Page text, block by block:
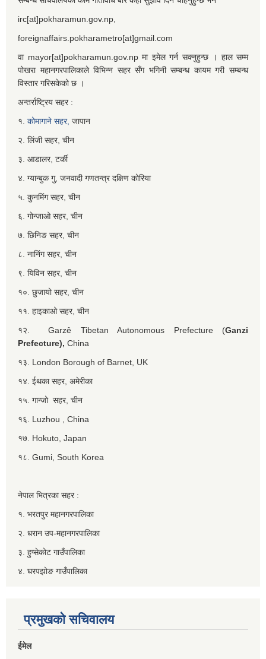
irc[at]pokharamun.gov.np,
foreignaffairs.pokharametro[at]gmail.com
वा mayor[at]pokharamun.gov.np मा इमेल गर्न सक्नुहुन्छ । हाल सम्म
पोखरा महानगरपालिकाले विभिन्न सहर सँग भगिनी सम्बन्ध कायम गरी सम्बन्ध
विस्तार गरिसकेको छ ।
अन्तर्राष्ट्रिय सहर :
१. कोमागाने सहर, जापान
२. लिंजी सहर, चीन
३. आडालर, टर्की
४. ग्यान्बुक गु, जनवादी गणतन्त्र दक्षिण कोरिया
५. कुनमिंग सहर, चीन
६. गोन्जाओ सहर, चीन
७. छिनिङ सहर, चीन
८. नानिंग सहर, चीन
९. यिविन सहर, चीन
१०. छुजायो सहर, चीन
११. हाइकाओ सहर, चीन
१२. Garzê Tibetan Autonomous Prefecture (Ganzi
Prefecture), China
१३. London Borough of Barnet, UK
१४. ईथका सहर, अमेरीका
१५. गान्जो सहर, चीन
१६. Luzhou , China
१७. Hokuto, Japan
१८. Gumi, South Korea
नेपाल भित्रका सहर :
१. भरतपुर महानगरपालिका
२. धरान उप-महानगरपालिका
३. हुप्सेकोट गाउँपालिका
४. घरपझोङ गाउँपालिका
प्रमुखको सचिवालय
ईमेल